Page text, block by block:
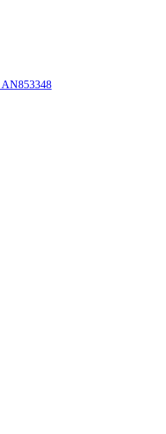
AN853348